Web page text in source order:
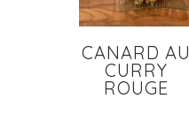
CANARD AU
CURRY
ROUGE